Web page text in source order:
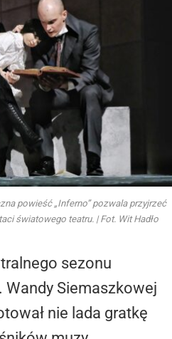
powieść „Inferno” pozwala przyjrzeć
światowego teatru. | Fot. Wit Hadło
sezonu
Wandy Siemaszkowej
nie lada gratkę